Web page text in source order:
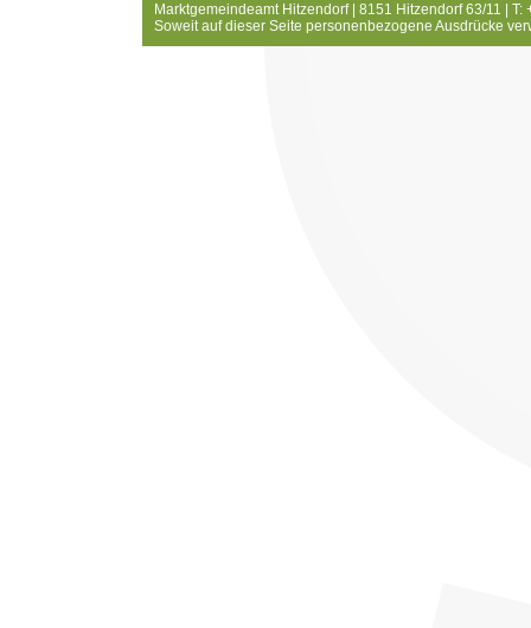
Marktgemeindeamt Hitzendorf | 8151 Hitzendorf 63/11 |
Soweit auf dieser Seite personenbezogene Ausdrücke